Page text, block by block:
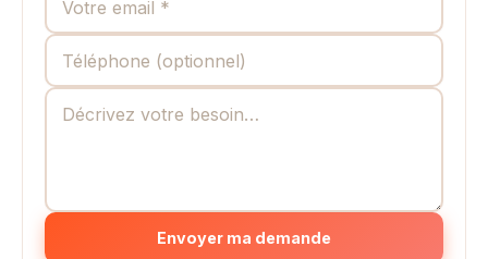
Envoyer ma demande